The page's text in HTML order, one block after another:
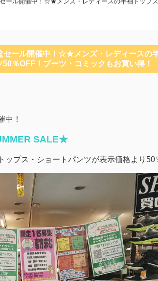
ール開催中！☆★メンズ・レディースの
50％OFF！ブーツ・コミックもお買い得！
中！
SALE★
ップス・ショートパンツが表示価格より50